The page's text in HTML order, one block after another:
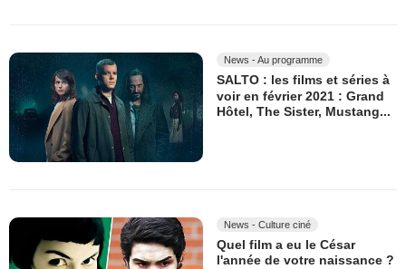
News - Au programme
SALTO : les films et séries à
voir en février 2021 : Grand
Hôtel, The Sister, Mustang...
News - Culture ciné
Quel film a eu le César
l'année de votre naissance ?